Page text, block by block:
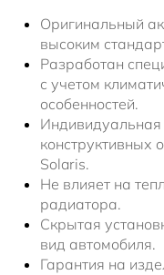
Оригинальный
высоким
Разработан
с учетом
особенностей.
Индивидуальная
конструктивных
Solaris.
Не влияет на
радиатора.
Скрытая
вид автомобиля.
Гарантия на